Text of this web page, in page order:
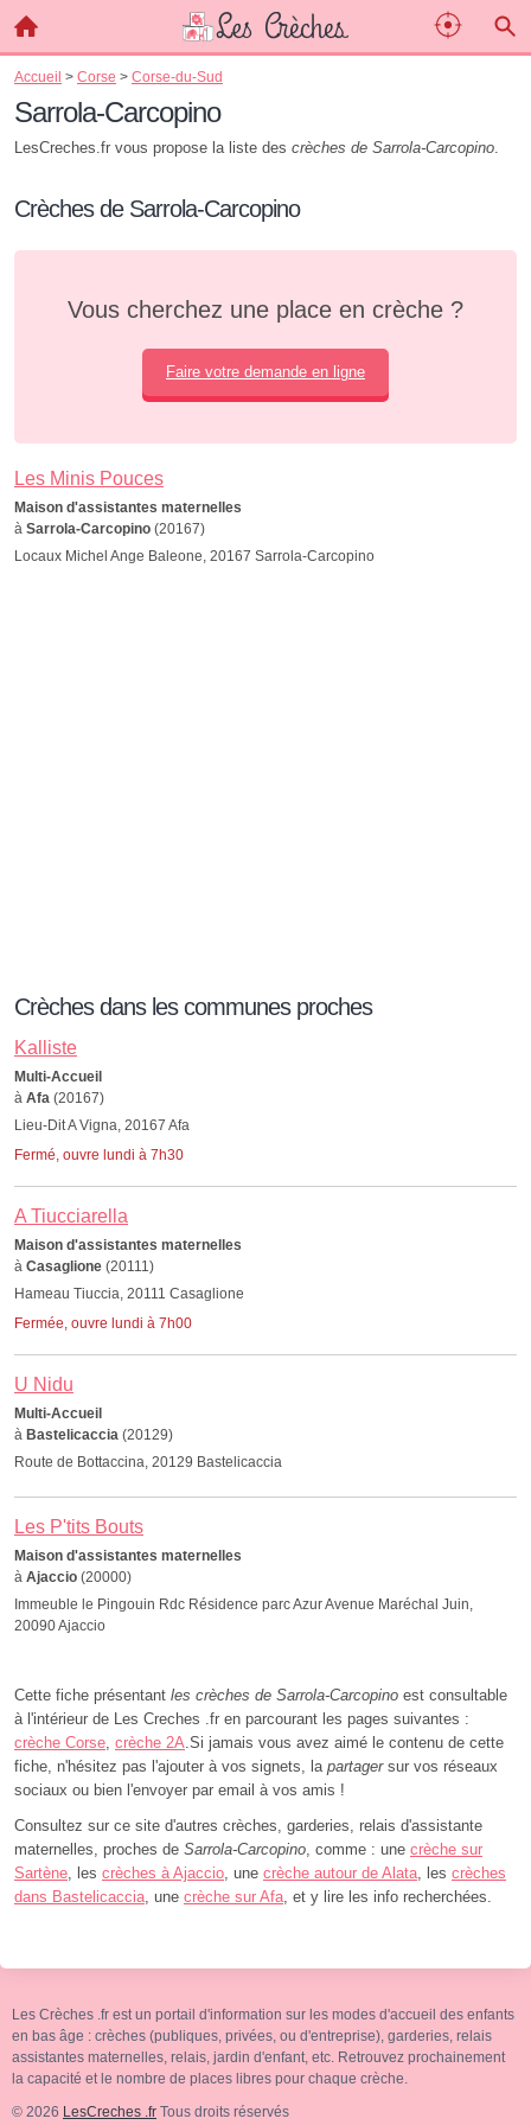
Accueil > Corse > Corse-du-Sud
Sarrola-Carcopino
LesCreches.fr vous propose la liste des crèches de Sarrola-Carcopino.
Crèches de Sarrola-Carcopino
Vous cherchez une place en crèche ?
Faire votre demande en ligne
Les Minis Pouces
Maison d'assistantes maternelles
à Sarrola-Carcopino (20167)
Locaux Michel Ange Baleone, 20167 Sarrola-Carcopino
Crèches dans les communes proches
Kalliste
Multi-Accueil
à Afa (20167)
Lieu-Dit A Vigna, 20167 Afa
Fermé, ouvre lundi à 7h30
A Tiucciarella
Maison d'assistantes maternelles
à Casaglione (20111)
Hameau Tiuccia, 20111 Casaglione
Fermée, ouvre lundi à 7h00
U Nidu
Multi-Accueil
à Bastelicaccia (20129)
Route de Bottaccina, 20129 Bastelicaccia
Les P'tits Bouts
Maison d'assistantes maternelles
à Ajaccio (20000)
Immeuble le Pingouin Rdc Résidence parc Azur Avenue Maréchal Juin,
20090 Ajaccio
Cette fiche présentant les crèches de Sarrola-Carcopino est consultable
à l'intérieur de Les Creches .fr en parcourant les pages suivantes :
crèche Corse, crèche 2A.Si jamais vous avez aimé le contenu de cette
fiche, n'hésitez pas l'ajouter à vos signets, la partagersur vos réseaux
sociaux ou bien l'envoyer par email à vos amis !
Consultez sur ce site d'autres crèches, garderies, relais d'assistante
maternelles, proches de Sarrola-Carcopino, comme : une crèche sur
Sartène, les crèches à Ajaccio, une crèche autour de Alata, les crèches
dans Bastelicaccia, une crèche sur Afa, et y lire les info recherchées.
Les Crèches .fr est un portail d'information sur les modes d'accueil des enfants
en bas âge : crèches (publiques, privées, ou d'entreprise), garderies, relais
assistantes maternelles, relais, jardin d'enfant, etc. Retrouvez prochainement
la capacité et le nombre de places libres pour chaque crèche.
© 2026 LesCreches .fr Tous droits réservés